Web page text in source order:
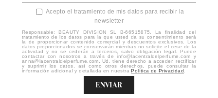
Acepto el tratamiento de mis datos para recibir la
newsletter
Responsable: BEAUTY DIVISION SL B-66515875. La finalidad del
tratamiento de los datos para la que usted da su consentimiento será
la de proporcionar contenido comercial y descuentos exclusivos. Los
datos proporcionados se conservarán mientras no solicite el cese de la
actividad y no se cederán a terceros, salvo obligación legal. Puede
contactar con nosotros a través de info@lacentraldelperfume.com y
anna@lacentraldelperfume.com. Ud. tiene derecho a acceder, rectificar
y suprimir los datos, así como otros derechos, puede consultar la
información adicional y detallada en nuestraPolítica de Privacidad
ENVIAR